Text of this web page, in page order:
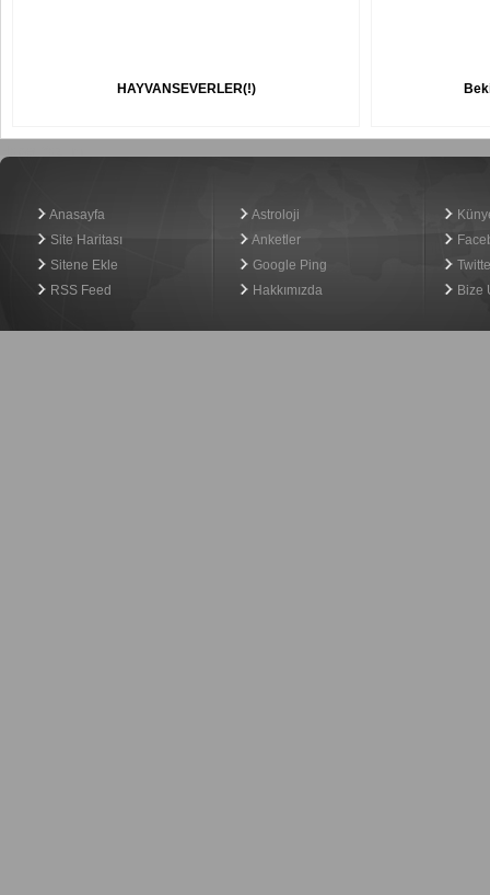
HAYVANSEVERLER(!)
Anasayfa
Site Haritası
Sitene Ekle
RSS Feed
Astroloji
Anketler
Google Ping
Hakkımızda
Bize